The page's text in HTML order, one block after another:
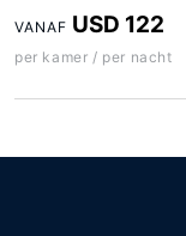
VANAF USD 122
per kamer / per nacht